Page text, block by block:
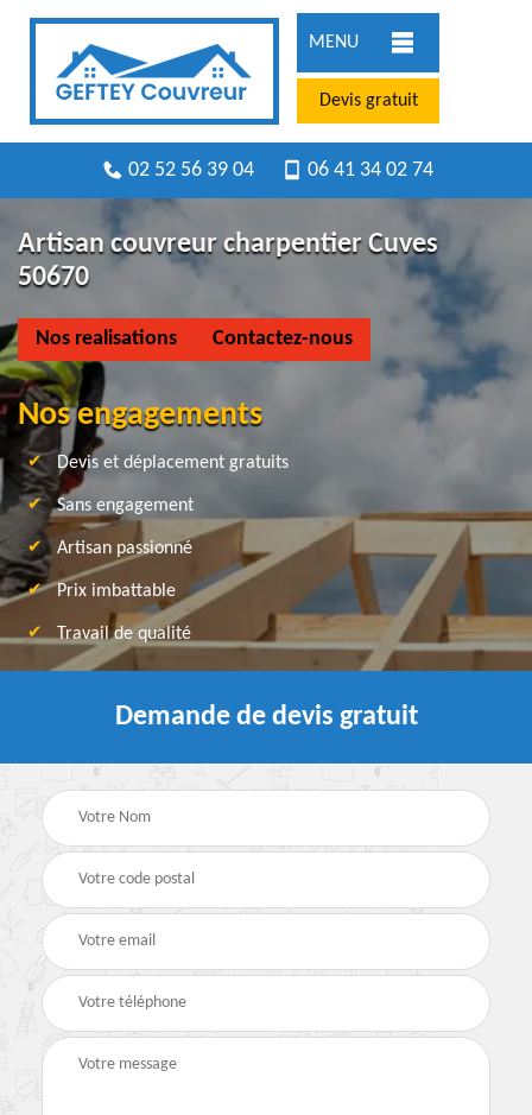
MENU
Devis gratuit
02 52 56 39 04 06 41 34 02 74
Artisan couvreur charpentier Cuves
50670
Nos realisations Contactez-nous
Nos engagements
Devis et déplacement gratuits
Sans engagement
Artisan passionné
Prix imbattable
Travail de qualité
Demande de devis gratuit